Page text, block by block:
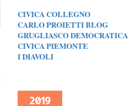
CIVICA COLLEGNO
CARLO PROIETTI BLOG
GRUGLIASCO DEMOCRATICA
CIVICA PIEMONTE
I DIAVOLI
2019